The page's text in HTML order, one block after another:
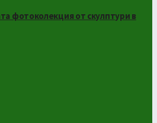
фотоколекция от скулптури в